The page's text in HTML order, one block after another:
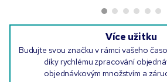
Více užitku
Budujte svou značku v rámci vašeho
díky rychlému zpracování
objednávkovým množstvím a